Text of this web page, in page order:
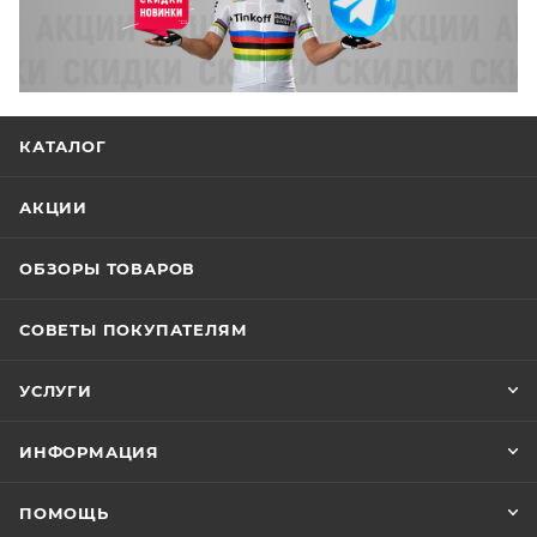
КАТАЛОГ
АКЦИИ
ОБЗОРЫ ТОВАРОВ
СОВЕТЫ ПОКУПАТЕЛЯМ
УСЛУГИ
ИНФОРМАЦИЯ
ПОМОЩЬ